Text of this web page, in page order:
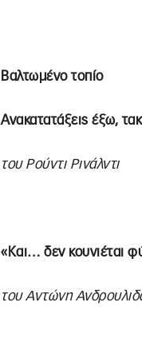
Βαλτωμένο τοπίο
Ανακατατάξεις έξω,
του Ρούντι Ρινάλντι
«Και… δεν κουνιέται
του Αντώνη